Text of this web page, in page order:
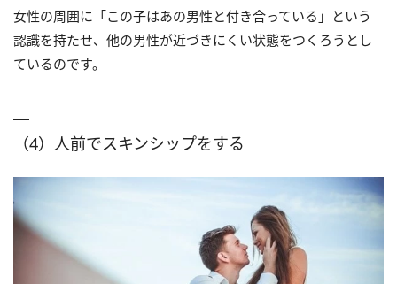
女性の周囲に「この子はあの男性と付き合っている」という
認識を持たせ、他の男性が近づきにくい状態をつくろうとし
ているのです。
（4）人前でスキンシップをする